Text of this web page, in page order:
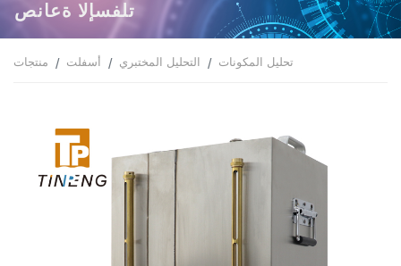
صناعة الإسفلت
منتجات أسفلت التحليل المختبري تحليل المكونات